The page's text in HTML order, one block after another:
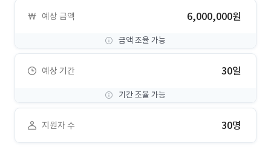
예상 금액 6,000,000원
금액 조율 가능
예상 기간 30일
기간 조율 가능
지원자 수 30명